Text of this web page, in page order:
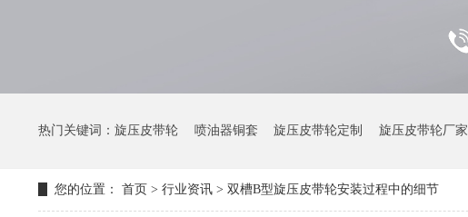
热门关键词： 旋压皮带轮 喷油器铜套 旋压皮带轮定制 旋压皮带轮厂家
您的位置： 首页 > 行业资讯 > 双槽B型旋压皮带轮安装过程中的细节